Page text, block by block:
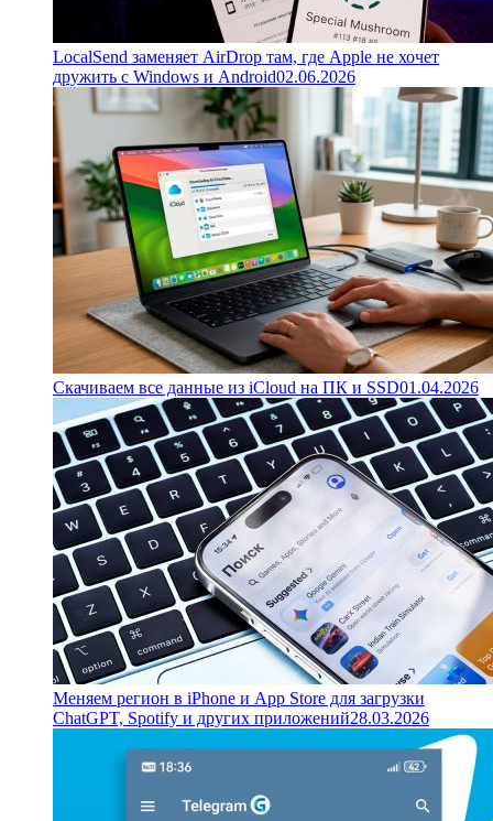
LocalSend заменяет AirDrop там, где Apple не хочет
дружить с Windows и Android02.06.2026
Скачиваем все данные из iCloud на ПК и SSD01.04.2026
Меняем регион в iPhone и App Store для загрузки
ChatGPT, Spotify и других приложений28.03.2026